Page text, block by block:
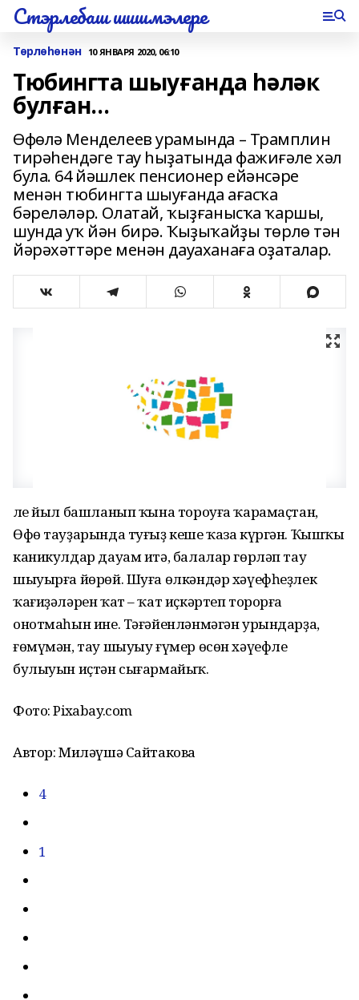
Стэрлебаш шишмэлере
Төрлөһөнән 10 ЯНВАРЯ 2020, 06:10
Тюбингта шыуғанда һәләк
булған…
Өфөлә Менделеев урамында – Трамплин
тирәһендәге тау һыҙатында фажиғәле хәл
була. 64 йәшлек пенсионер ейәнсәре
менән тюбингта шыуғанда ағасҡа
бәреләләр. Олатай, ҡыҙғанысҡа ҡаршы,
шунда уҡ йән бирә. Ҡыҙыҡайҙы төрлө тән
йәрәхәттәре менән дауаханаға оҙаталар.
Әле йыл башланып ҡына тороуға ҡарамаҫтан,
Өфө тауҙарында туғыҙ кеше ҡаза күргән. Ҡышҡы
каникулдар дауам итә, балалар гөрләп тау
шыуырға йөрөй. Шуға өлкәндәр хәүефһеҙлек
ҡағиҙәләрен ҡат – ҡат иҫкәртеп торорға
онотмаһын ине. Тәғәйенләнмәгән урындарҙа,
ғөмүмән, тау шыуыу ғүмер өсөн хәүефле
булыуын иҫтән сығармайыҡ.
Фото: Pixabay.com
Автор: Миләүшә Сайтакова
4
1